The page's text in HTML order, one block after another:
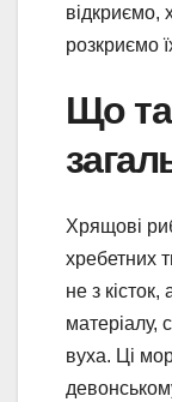
відкриємо,
розкриємо
Що
Хрящові
хребетних
не з
матеріалу,
вуха. Ці